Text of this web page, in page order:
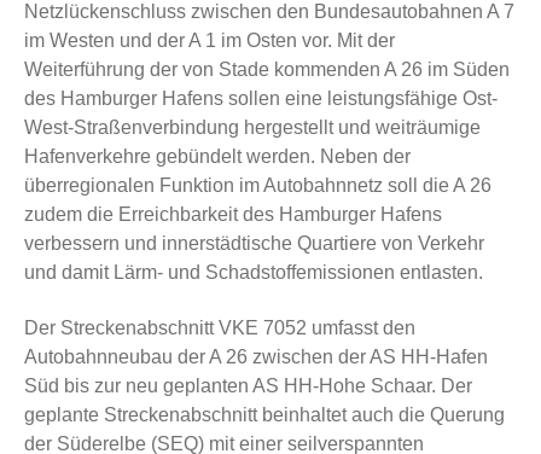
Netzlückenschluss zwischen den Bundesauto­bahnen A 7
im Westen und der A 1 im Osten vor. Mit der
Weiterführung der von Stade kommenden A 26 im Süden
des Hamburger Hafens sollen eine leistungsfähige Ost-
West-Straßenverbindung hergestellt und weiträumige
Hafenverkehre gebündelt werden. Neben der
überregionalen Funktion im Autobahnnetz soll die A 26
zudem die Erreichbarkeit des Hamburger Hafens
verbessern und innerstädtische Quartiere von Verkehr
und damit Lärm- und Schadstoffemissionen entlasten.
Der Streckenabschnitt VKE 7052 umfasst den
Autobahnneubau der A 26 zwischen der AS HH-Hafen
Süd bis zur neu geplanten AS HH-Hohe Schaar. Der
geplante Streckenabschnitt beinhaltet auch die Querung
der Süderelbe (SEQ) mit einer seilverspannten